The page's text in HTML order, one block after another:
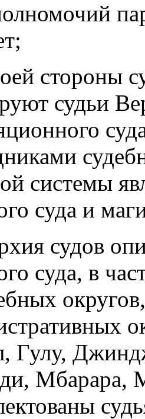
стороны
судьи
системы
суда и
судов
суда, в
Гулу,
Мбарара,